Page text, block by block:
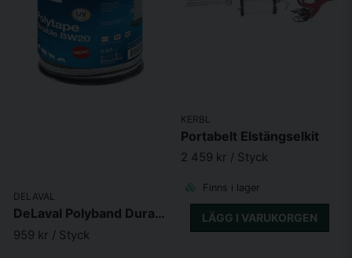
DELAVAL
DeLaval Polyband Durable BW20 200 m
959 kr / Styck
KERBL
Portabelt Elstängselkit
2 459 kr / Styck
Finns i lager
LÄGG I VARUKORGEN